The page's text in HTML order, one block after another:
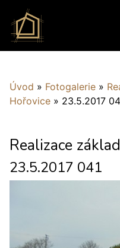
Úvod » Fotogalerie »
Hořovice » 23.5.2017
Realizace
23.5.2017 041